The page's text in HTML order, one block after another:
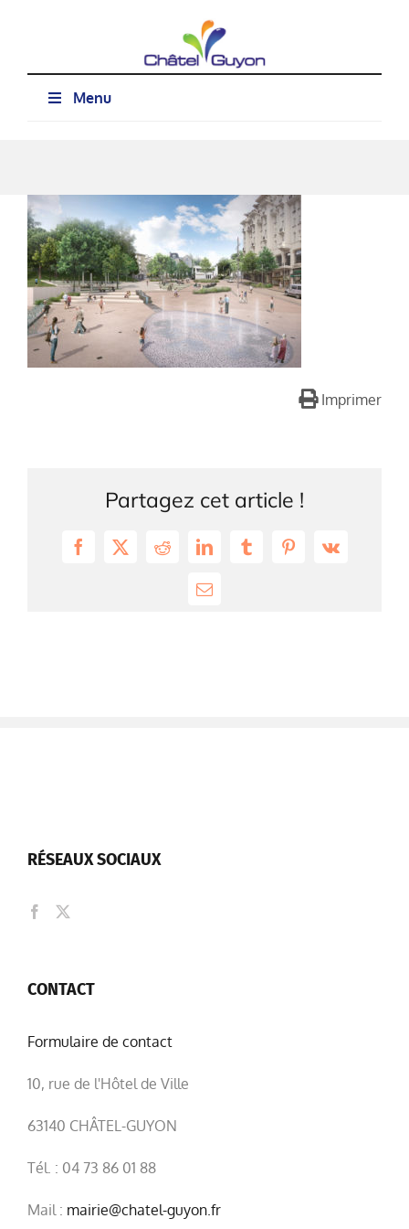
Menu
Imprimer
Partagez cet article !
Facebook
X RedditLinkedInTumblrPinterest
Vk
Email
RÉSEAUX SOCIAUX
CONTACT
Formulaire de contact
10, rue de l'Hôtel de Ville
63140 CHÂTEL-GUYON
Tél. : 04 73 86 01 88
Mail : mairie@chatel-guyon.fr